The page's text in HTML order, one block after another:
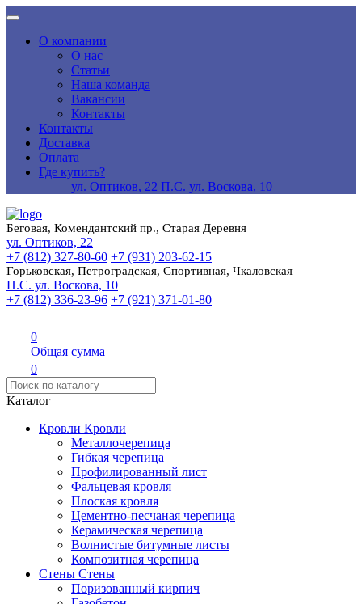
О компании
О нас
Статьи
Наша команда
Вакансии
Контакты
Контакты
Доставка
Оплата
Где купить?
ул. Оптиков, 22 П.С. ул. Воскова, 10
Беговая, Комендантский пр., Старая Деревня
ул. Оптиков, 22
+7 (812) 327-80-60 +7 (931) 203-62-15
Горьковская, Петроградская, Спортивная, Чкаловская
П.С. ул. Воскова, 10
+7 (812) 336-23-96 +7 (921) 371-01-80
0
Общая сумма
0
Каталог
Кровли Кровли
Металлочерепица
Гибкая черепица
Профилированный лист
Фальцевая кровля
Плоская кровля
Цементно-песчаная черепица
Керамическая черепица
Волнистые битумные листы
Композитная черепица
Стены Стены
Поризованный кирпич